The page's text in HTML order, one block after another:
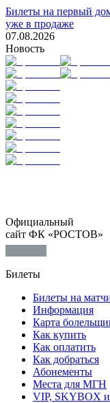
Билеты на первый
уже в продаже
07.08.2026
Новость
Официальный
сайт ФК «РОСТОВ»
Билеты
Билеты на
Информация
Карта
Как купить
Как оплатить
Как добраться
Абонементы
Места для МГН
VIP, SKYBOX